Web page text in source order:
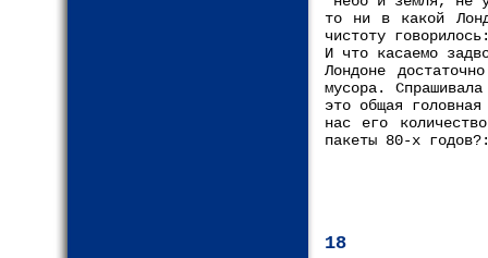
то ни в какой
чистоту
И что касаемо
Лондоне
мусора.
это общая
нас его
пакеты 80-х
18